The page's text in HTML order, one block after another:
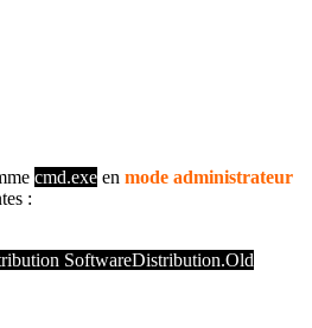
cmd.exe en mode administrateur
:
SoftwareDistribution.Old